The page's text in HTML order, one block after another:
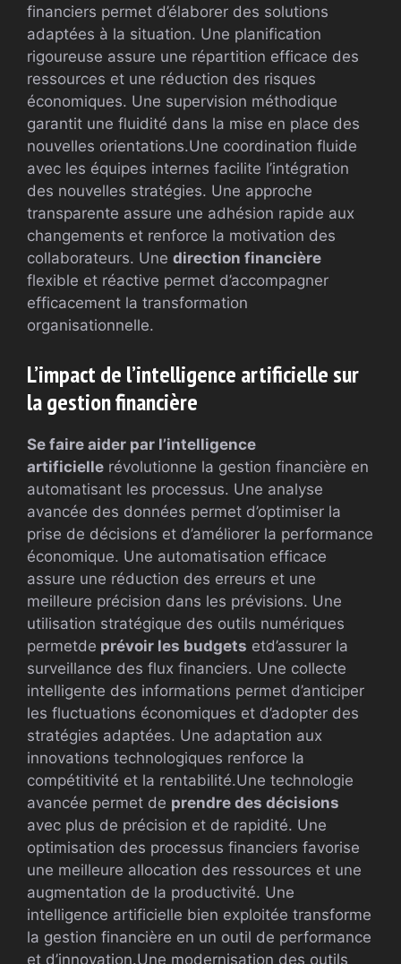
financiers permet d’élaborer des solutions
adaptées à la situation. Une planification
rigoureuse assure une répartition efficace des
ressources et une réduction des risques
économiques. Une supervision méthodique
garantit une fluidité dans la mise en place des
nouvelles orientations.Une coordination fluide
avec les équipes internes facilite l’intégration
des nouvelles stratégies. Une approche
transparente assure une adhésion rapide aux
changements et renforce la motivation des
collaborateurs. Une direction financière
flexible et réactive permet d’accompagner
efficacement la transformation
organisationnelle.
L’impact de l’intelligence artificielle sur
la gestion financière
Se faire aider par l’intelligence
artificielle révolutionne la gestion financière en
automatisant les processus. Une analyse
avancée des données permet d’optimiser la
prise de décisions et d’améliorer la performance
économique. Une automatisation efficace
assure une réduction des erreurs et une
meilleure précision dans les prévisions. Une
utilisation stratégique des outils numériques
permetde prévoir les budgets etd’assurer la
surveillance des flux financiers. Une collecte
intelligente des informations permet d’anticiper
les fluctuations économiques et d’adopter des
stratégies adaptées. Une adaptation aux
innovations technologiques renforce la
compétitivité et la rentabilité.Une technologie
avancée permet de prendre des décisions
avec plus de précision et de rapidité. Une
optimisation des processus financiers favorise
une meilleure allocation des ressources et une
augmentation de la productivité. Une
intelligence artificielle bien exploitée transforme
la gestion financière en un outil de performance
et d’innovation.Une modernisation des outils